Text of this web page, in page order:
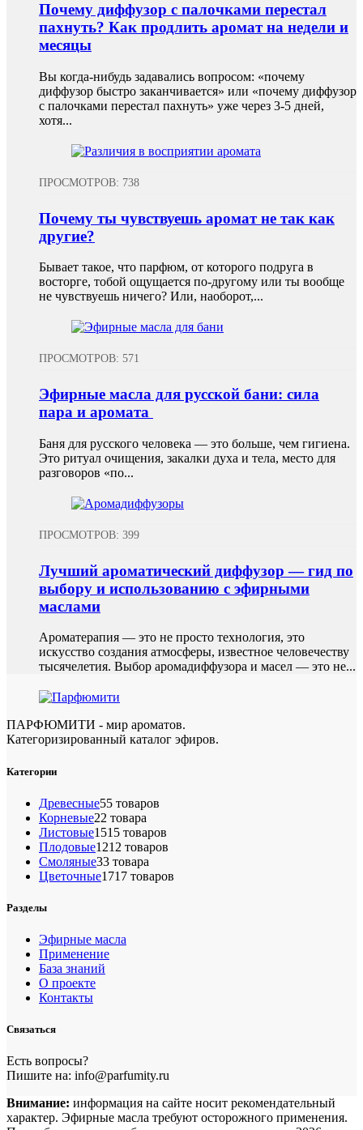
C₁₀H₁₈O)
Почему диффузор с палочками перестал
пахнуть? Как продлить аромат на недели и
месяцы
Вы когда-нибудь задавались вопросом: «почему
диффузор быстро заканчивается» или «почему диффузор
с палочками перестал пахнуть» уже через 3-5 дней,
хотя...
ПРОСМОТРОВ: 738
Почему ты чувствуешь аромат не так как
другие?
Бывает такое, что парфюм, от которого подруга в
восторге, тобой ощущается по-другому или ты вообще
не чувствуешь ничего? Или, наоборот,...
ПРОСМОТРОВ: 571
Эфирные масла для русской бани: сила
пара и аромата
Баня для русского человека — это больше, чем гигиена.
Это ритуал очищения, закалки духа и тела, место для
разговоров «по...
ПРОСМОТРОВ: 399
Лучший ароматический диффузор — гид по
выбору и использованию с эфирными
маслами
Ароматерапия — это не просто технология, это
искусство создания атмосферы, известное человечеству
тысячелетия. Выбор аромадиффузора и масел — это не...
ПАРФЮМИТИ - мир ароматов.
Категоризированный каталог эфиров.
Категории
Древесные55 товаров
Корневые22 товара
Листовые1515 товаров
Плодовые1212 товаров
Смоляные33 товара
Цветочные1717 товаров
Разделы
Эфирные масла
Применение
База знаний
О проекте
Контакты
Связаться
Есть вопросы?
Пишите на: info@parfumity.ru
Внимание: информация на сайте носит рекомендательный
характер. Эфирные масла требуют осторожного применения.